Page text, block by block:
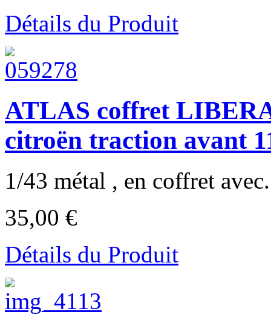
Détails du Produit
ATLAS coffret
citroën traction avant
1/43 métal , en coffret
35,00 €
Détails du Produit